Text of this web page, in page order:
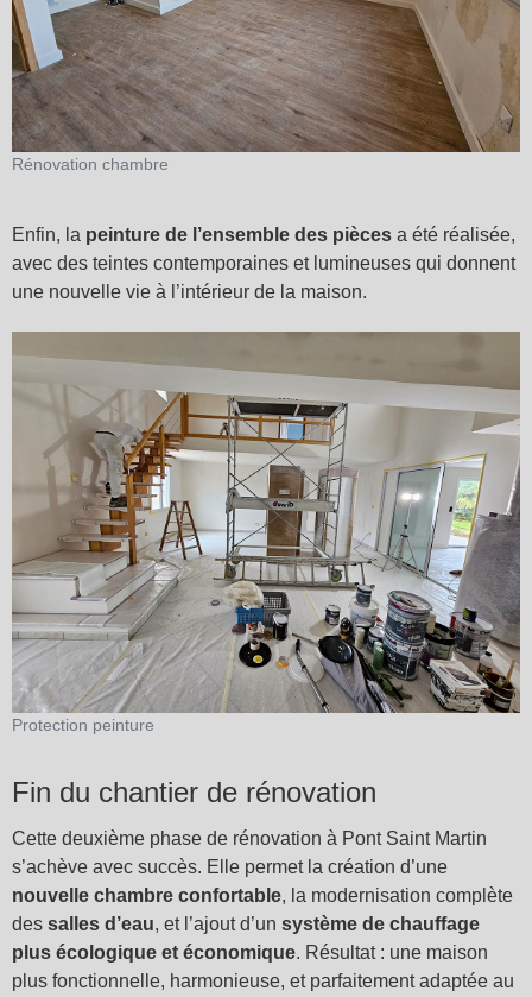
Rénovation chambre
Enfin, la peinture de l’ensemble des pièces a été réalisée,
avec des teintes contemporaines et lumineuses qui donnent
une nouvelle vie à l’intérieur de la maison.
Protection peinture
Fin du chantier de rénovation
Cette deuxième phase de rénovation à Pont Saint Martin
s’achève avec succès. Elle permet la création d’une
nouvelle chambre confortable, la modernisation complète
des salles d’eau, et l’ajout d’un système de chauffage
plus écologique et économique. Résultat : une maison
plus fonctionnelle, harmonieuse, et parfaitement adaptée au